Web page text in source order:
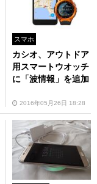
スマホ
カシオ、アウトドア
用スマートウオッチ
に「波情報」を追加
2016年05月26日 18:28